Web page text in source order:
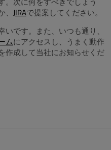
JIRAで提案してください。
です。また、いつも通り、
ムにアクセスし、うまく動作
作成して当社にお知らせくだ